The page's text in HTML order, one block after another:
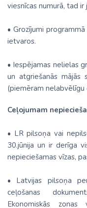
viesnīcas numurā, tad
• Grozījumi
ietvaros.
• Iespējamas nelielas
un atgriešanās mājās
(piemēram nelabvēlīgu
Ceļojumam
• LR pilsoņa vai
30.jūnija un ir derīga
nepieciešamas vīzas,
• Latvijas pilsoņa
ceļošanas
Ekonomiskās